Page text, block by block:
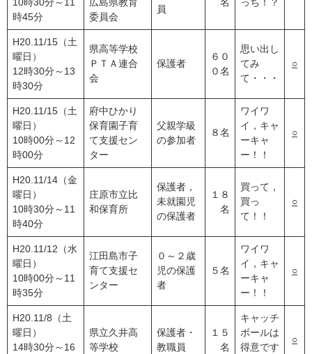
10時30分～11
時45分
広島県教育
委員会
員
名 っち！？
H20.11/15（土
曜日）
12時30分～13
時30分
県高等学校
ＰＴＡ連合
会
保護者
６０
０名
思い出し
てみ
て・・・
○
H20.11/15（土
曜日）
10時00分～12
時00分
府中ひかり
保育園子育
て支援セン
ター
父親学級
の参加者
８名
ワイワ
イ，キャ
ーキャ
ー！！
○
H20.11/14（金
曜日）
10時30分～11
時40分
庄原市立比
和保育所
保護者，
未就園児
の保護者
１８
名
買って，
買っ
て！！
○
H20.11/12（水
曜日）
10時00分～11
時35分
江田島市子
育て支援セ
ンター
０～２歳
児の保護
者
５名
ワイワ
イ，キャ
ーキャ
ー！！
○
H20.11/8（土
曜日）
14時30分～16
県立久井高
等学校
保護者・
教職員
１５
名
キャッチ
ボールは
得意です
○